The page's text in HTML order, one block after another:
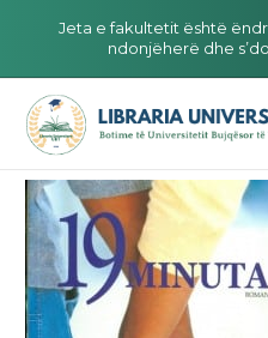
Jeta e fakultetit është
ndonjëherë dhe